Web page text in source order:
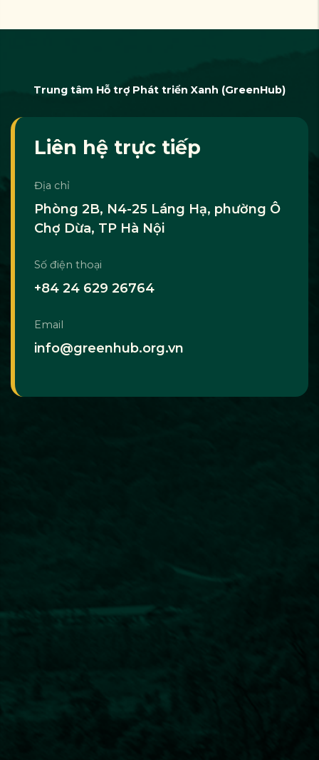
Trung tâm Hỗ trợ Phát triển Xanh (GreenHub)
Liên hệ trực tiếp
Địa chỉ
Phòng 2B, N4-25 Láng Hạ, phường Ô
Chợ Dừa, TP Hà Nội
Số điện thoại
+84 24 629 26764
Email
info@greenhub.org.vn